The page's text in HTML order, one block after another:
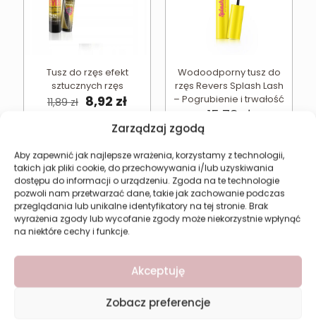
Zarządzaj zgodą
Aby zapewnić jak najlepsze wrażenia, korzystamy z technologii,
takich jak pliki cookie, do przechowywania i/lub uzyskiwania
dostępu do informacji o urządzeniu. Zgoda na te technologie
pozwoli nam przetwarzać dane, takie jak zachowanie podczas
przeglądania lub unikalne identyfikatory na tej stronie. Brak
wyrażenia zgody lub wycofanie zgody może niekorzystnie wpłynąć
na niektóre cechy i funkcje.
Akceptuję
Zobacz preferencje
Tusz do rzęs efekt
sztucznych rzęs
11,89zł Pierwotna
wynosiła:
8,92 złAktualna
cena
wynosi:
8,92 zł.
Najniższa cena w ciągu
8,92 zł
Dodaj do koszyka
Wodoodporny tusz do
rzęs Revers Splash Lash
– Pogrubienie i trwałość
15,78 zł
Dodaj do koszyka